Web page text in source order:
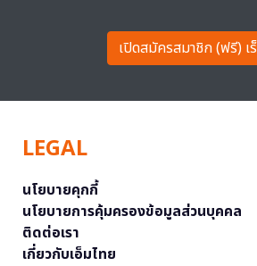
เปิดสมัครสมาชิก (ฟรี) เ
LEGAL
นโยบายคุกกี้
นโยบายการคุ้มครองข้อมูลส่วนบุคคล
ติดต่อเรา
เกี่ยวกับเอ็มไทย